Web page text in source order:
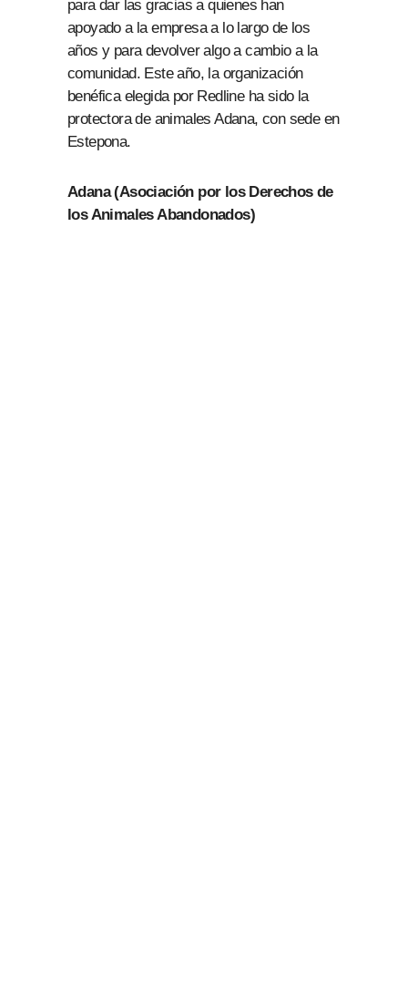
para dar las gracias a quienes han
apoyado a la empresa a lo largo de los
años y para devolver algo a cambio a la
comunidad. Este año, la organización
benéfica elegida por Redline ha sido la
protectora de animales Adana, con sede en
Estepona.
Adana (Asociación por los Derechos de
los Animales Abandonados)